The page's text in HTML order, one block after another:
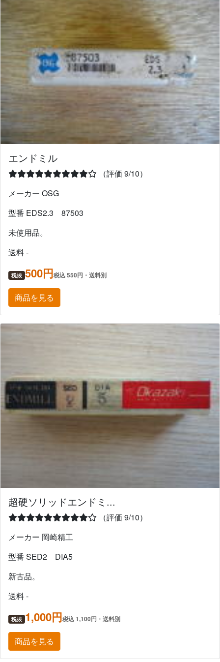
エンドミル
（評価 9/10）
メーカー OSG
型番 EDS2.3 87503
未使用品。
送料 -
税抜 500円税込 550円・送料別
商品を見る
超硬ソリッドエンドミ...
（評価 9/10）
メーカー 岡崎精工
型番 SED2 DIA5
新古品。
送料 -
税抜 1,000円税込 1,100円・送料別
商品を見る